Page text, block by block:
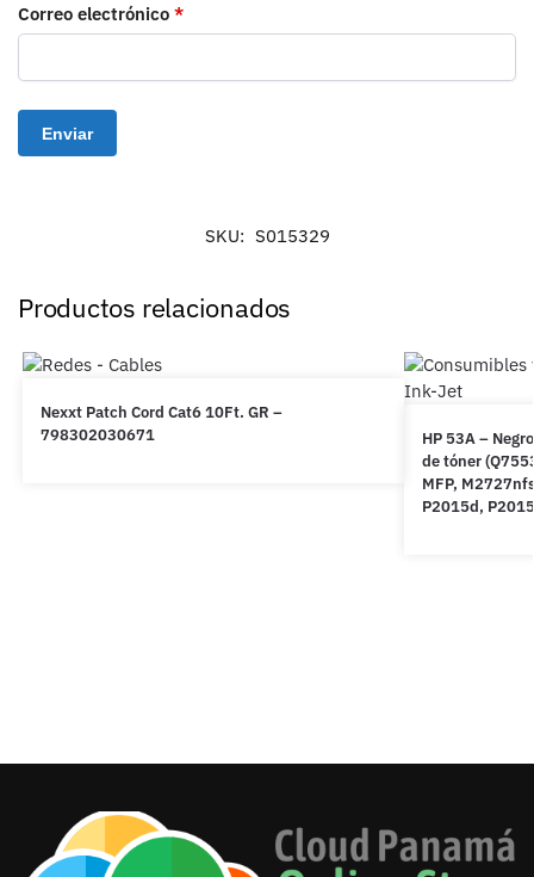
Correo electrónico *
SKU: S015329
Productos relacionados
Nexxt Patch Cord Cat6 10Ft. GR –
798302030671
HP 53A –
de tóner
MFP,
P2015d,